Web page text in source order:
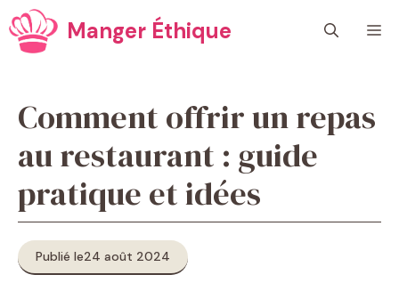
Aller
au
contenu
Manger Éthique
Comment offrir un repas
au restaurant : guide
pratique et idées
Publié le24 août 2024